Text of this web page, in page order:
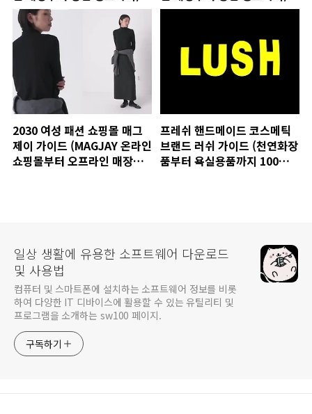
2030 여성 패션 쇼핑몰 매그
제이 가이드 (MAGJAY 온라인
쇼핑몰부터 오프라인 매장까
프레쉬 핸드메이드 코스메틱
브랜드 러쉬 가이드 (천연화장
품부터 욕실용품까지 100%
일상 생활에 유용한 소프트웨어 다운로드
및 사용법
컴퓨터 및 스마트폰에 설치하는 소프트웨어 정보를 비롯
하여 다양한 IT 디바이스에 활용할 수 있는 유틸리티 및
프로그램을 소개하는 sw100 페이지.
구독하기